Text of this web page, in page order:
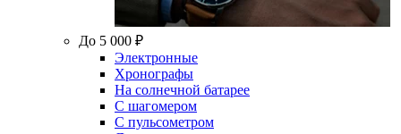
До 5 000 ₽
Электронные
Хронографы
На солнечной батарее
С шагомером
С пульсометром